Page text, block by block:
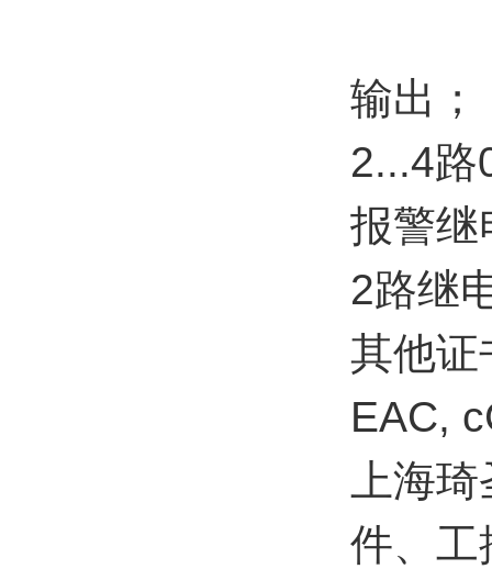
输出；
2...4路
报警继
2路继
其他证
EAC,
上海
件、工